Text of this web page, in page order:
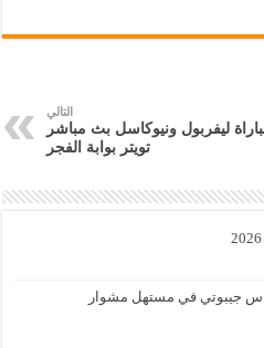
التالي
ليفربول ونيوكاسل بث مباشر
تويتر بوابة الفجر
جيبوتي في مستهل مشوار